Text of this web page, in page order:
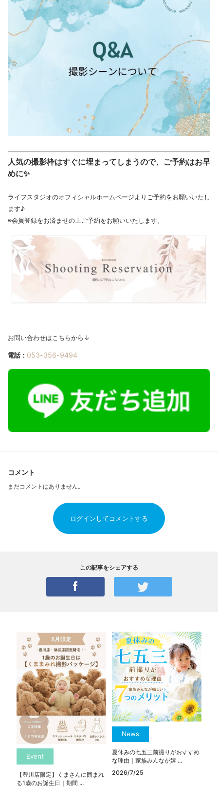
人気の撮影枠はすぐに埋まってしまうので、ご予約はお早
めに✨
ライフスタジオのオフィシャルホームページよりご予約をお願いいたし
ます♪
※会員登録をお済ませの上ご予約をお願いいたします。
お問い合わせはこちらから↓
電話： 053-356-9494
コメント
まだコメントはありません。
ログインしてコメントする
この記事をシェアする
Event
【豊川店限定】くまさんに囲まれ
る1歳のお誕生日｜期間 ...
News
夏休みの七五三前撮りがおすすめ
な理由｜家族みんなが嬉 ...
2026/7/25